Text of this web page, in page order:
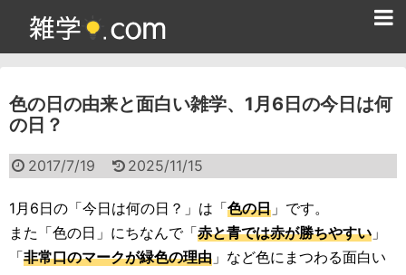
色の日の由来と面白い雑学、1月6日の今日は何
の日？
2017/7/19 2025/11/15
1月6日の「今日は何の日？」は「色の日 」です。
また「色の日」にちなんで「赤と青では赤が勝ちやすい 」
「非常口のマークが緑色の理由 」など色にまつわる面白い
雑学クイズ問題集
面白い雑学
ためになる雑学
スポーツ雑学